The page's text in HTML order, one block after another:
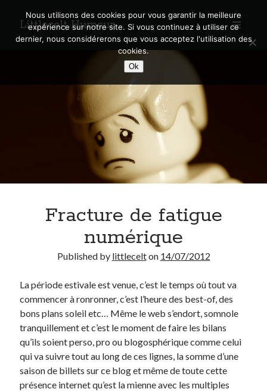
Littlecelt Humeur
open
primary
menu
Sidebar
Municipales 2026 : Lyon, Métropole et Caluire, mon choix pour l’avenir
Quel Lyonnais es-tu, Renaud Ducher ?
A quand une véritable place pour le vélo à Caluire dans la Métropole de
Comment je vis ma vie sur un vélo
Derniers Commentaires
Entretien ménagerdansT’as vu quoi ? #52
JFdansC’était pas mieux avant… à Lyon
littleceltdansComment j’ai opéré ma vélorution toute personnelle
AnthonydansComment j’ai opéré ma vélorution toute personnelle
Renaud DucherdansComment j’ai opéré ma vélorution toute
personnelle
Fracture de fatigue
numérique
Published by littlecelton 14/07/2012
La période estivale est venue, c’est le temps où tout va
commencer à ronronner, c’est l’heure des best-of, des
bons plans soleil etc… Même le web s’endort, somnole
tranquillement et c’est le moment de faire les bilans
qu’ils soient perso, pro ou blogosphérique comme celui
qui va suivre tout au long de ces lignes, la somme d’une
saison de billets sur ce blog et même de toute cette
présence internet qu’est la mienne avec les multiples
Nous utilisons des cookies pour vous garantir la meilleure
expérience sur notre site. Si vous continuez à utiliser ce
dernier, nous considérerons que vous acceptez l'utilisation des
cookies.
Ok